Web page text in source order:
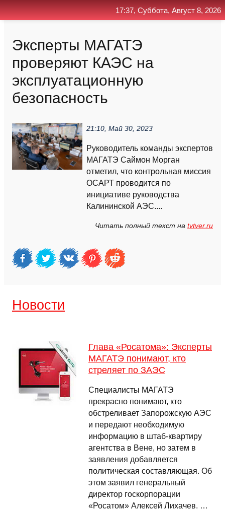
Эксперты МАГАТЭ
проверяют КАЭС на
эксплуатационную
безопасность
21:10, Май 30, 2023
Руководитель команды экспертов
МАГАТЭ Саймон Морган
отметил, что контрольная миссия
ОСАРТ проводится по
инициативе руководства
Калининской АЭС....
Читать полный текст на tvtver.ru
Новости
Глава «Росатома»: Эксперты
МАГАТЭ понимают, кто
стреляет по ЗАЭС
Специалисты МАГАТЭ
прекрасно понимают, кто
обстреливает Запорожскую АЭС
и передают необходимую
информацию в штаб-квартиру
агентства в Вене, но затем в
заявления добавляется
политическая составляющая. Об
этом заявил генеральный
директор госкорпорации
«Росатом» Алексей Лихачев. …
17:37, Суббота, Август 8, 2026